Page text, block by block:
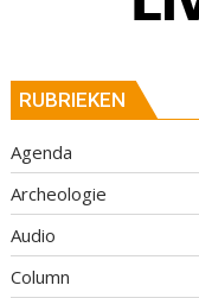
RUBRIEKEN
Agenda
Archeologie
Audio
Column